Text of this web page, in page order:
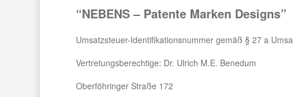
“NEBENS – Patente Marken Designs”
Umsatzsteuer-Identifikationsnummer gemäß § 27 a
Vertretungsberechtige: Dr. Ulrich M.E. Benedum
Oberföhringer Straße 172